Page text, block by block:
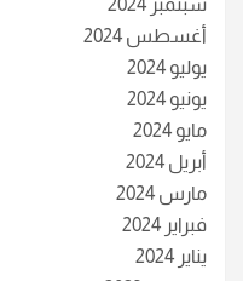
أغسطس 2024
يوليو 2024
يونيو 2024
مايو 2024
أبريل 2024
مارس 2024
فبراير 2024
يناير 2024